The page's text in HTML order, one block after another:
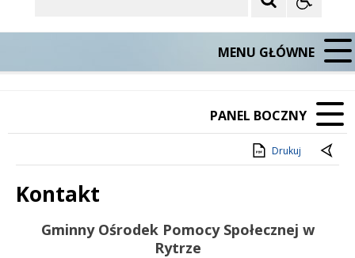
MENU GŁÓWNE
PANEL BOCZNY
Drukuj
Kontakt
Treść
Gminny Ośrodek Pomocy Społecznej w
Rytrze